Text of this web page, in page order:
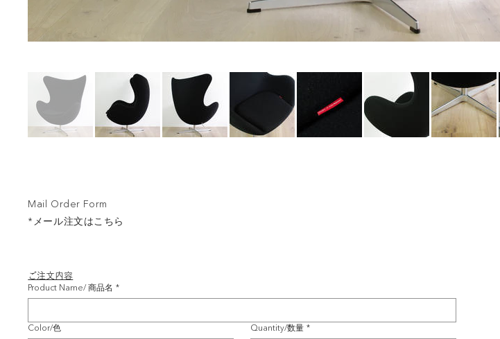
ご注文内容
Product Name/ 商品名 *
Color/色 Quantity/数量 *
Mail Order Form
*メール注文はこちら